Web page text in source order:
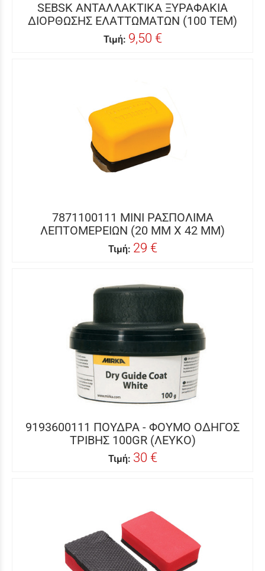
SEBSK ΑΝΤΑΛΛΑΚΤΙΚΑ ΞΥΡΑΦΑΚΙΑ
ΔΙΟΡΘΩΣΗΣ ΕΛΑΤΤΩΜΑΤΩΝ (100 ΤΕΜ)
Τιμή: 9,50 €
7871100111 MINI ΡΑΣΠΟΛΙΜΑ
ΛΕΠΤΟΜΕΡΕΙΩΝ (20 MM Χ 42 MM)
Τιμή: 29 €
9193600111 ΠΟΥΔΡΑ - ΦΟΥΜΟ ΟΔΗΓΟΣ
ΤΡΙΒΗΣ 100GR (ΛΕΥΚΟ)
Τιμή: 30 €